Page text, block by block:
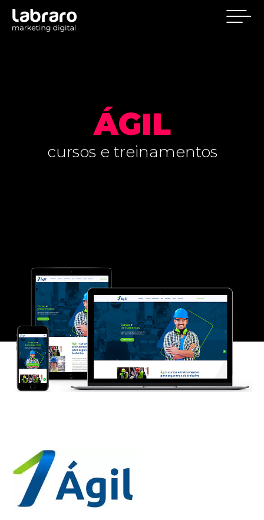
ÁGIL
cursos e treinamentos